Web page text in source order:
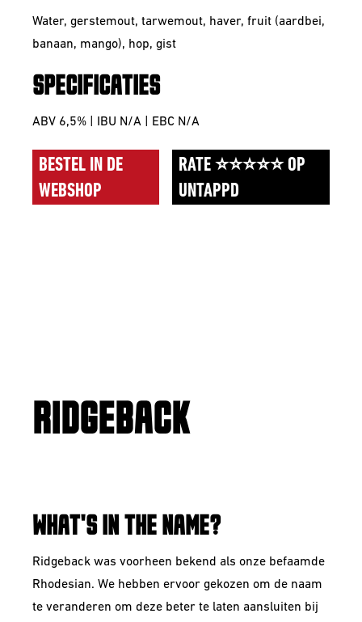
Water, gerstemout, tarwemout, haver, fruit (aardbei,
banaan, mango), hop, gist
SPECIFICATIES
ABV 6,5% | IBU N/A | EBC N/A
BESTEL IN DE
WEBSHOP
RATE ⭐⭐⭐⭐⭐ OP
UNTAPPD
RIDGEBACK
WHAT'S IN THE NAME?
Ridgeback was voorheen bekend als onze befaamde
Rhodesian. We hebben ervoor gekozen om de naam
te veranderen om deze beter te laten aansluiten bij